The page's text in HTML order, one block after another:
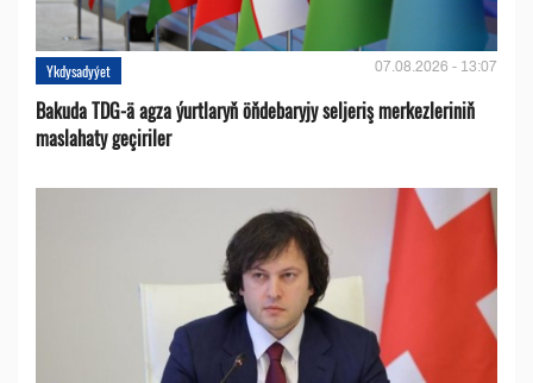
Ykdysadyýet 07.08.2026 - 13:07
Bakuda TDG-ä agza ýurtlaryň öňdebaryjy seljeriş merkezleriniň
maslahaty geçiriler